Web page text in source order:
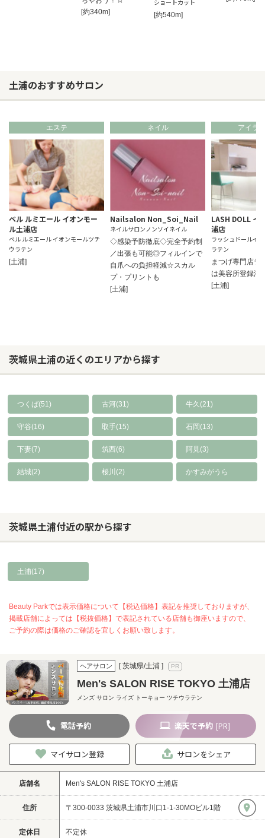
[約340m]
ショートカット
[約540m]
土浦のおすすめサロン
エステ
ベル ルミエール イオンモー
ル土浦店
ベル ルミエール イオンモールツチ
ウラテン
[土浦]
ネイル
Nailsalon Non_Soi_Nail
ネイルサロンノンソイネイル
◇感染予防徹底◇完全予約制
／出張も可能◎フィルインで
自爪への負担軽減☆スカル
プ・プリントも
[土浦]
アイラ
LASH DOLL イ
浦店
ラッシュドールイ
ラテン
まつげ専門店ラ
は美容所登録済
[土浦]
茨城県土浦の近くのエリアから探す
つくば(51) 古河(31) 牛久(21)
守谷(16) 取手(15) 石岡(13)
下妻(7) 筑西(6) 阿見(3)
結城(2) 桜川(2) かすみがうら
茨城県土浦付近の駅から探す
土浦(17)
Beauty Parkでは表示価格について【税込価格】表記を推奨しておりますが、
掲載店舗によっては【税抜価格】で表記されている店舗も御座いますので、
ご予約の際は価格のご確認を宜しくお願い致します。
ヘアサロン [ 茨城県/土浦 ]
Men's SALON RISE TOKYO 土浦店
メンズ サロン ライズ トーキョー ツチウラテン
電話予約 楽天で予約 [PR]
マイサロン登録 サロンをシェア
店舗名 Men's SALON RISE TOKYO 土浦店
住所 〒300-0033 茨城県土浦市川口1-1-30MOビル1階
定休日 不定休